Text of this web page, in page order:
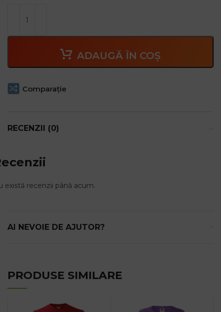
ADAUGĂ ÎN COȘ
Comparaţie
RECENZII (0)
există recenzii până acum.
AI NEVOIE DE AJUTOR?
PRODUSE SIMILARE